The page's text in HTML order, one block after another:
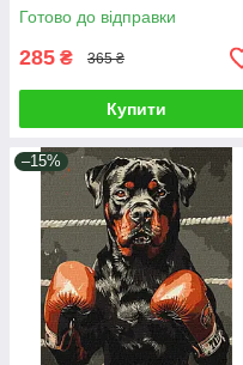
Готово до відправки
285 ₴ 365 ₴
Купити
–15%